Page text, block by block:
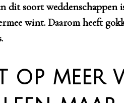
dit soort weddenschappen
wint. Daarom heeft
op meer